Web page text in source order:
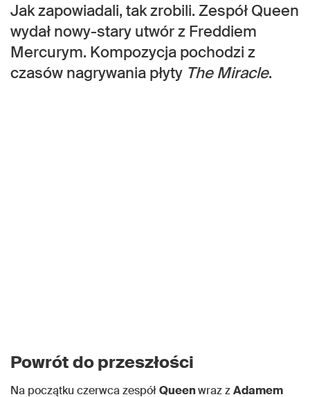
Jak zapowiadali, tak zrobili. Zespół Queen
wydał nowy-stary utwór z Freddiem
Mercurym. Kompozycja pochodzi z
czasów nagrywania płyty The Miracle.
Powrót do przeszłości
Na początku czerwca zespółQueenwraz zAdamem